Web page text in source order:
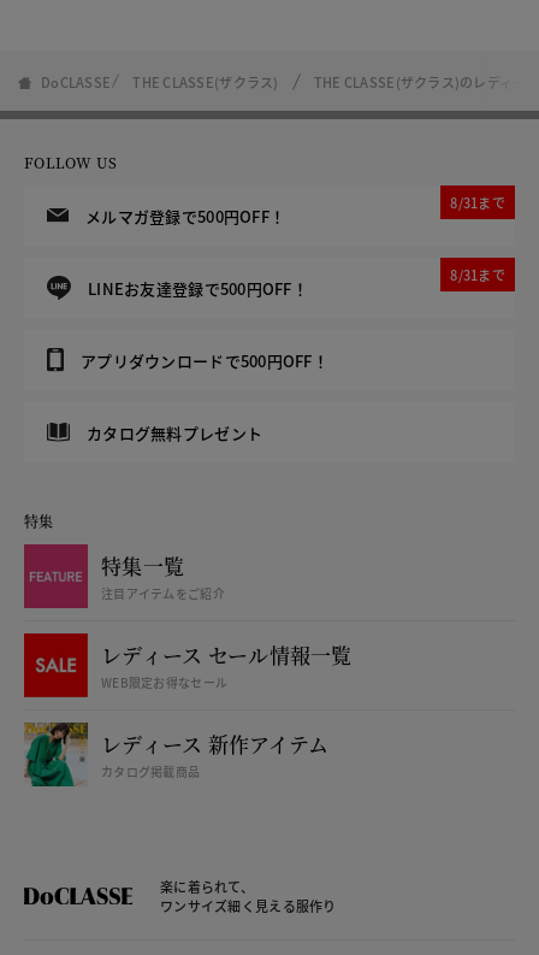
DoCLASSE THE CLASSE(ザクラス) THE CLASSE(ザクラス)のレディー
FOLLOW US
メルマガ登録で500円OFF！
8/31まで
LINEお友達登録で500円OFF！
8/31まで
アプリダウンロードで500円OFF！
カタログ無料プレゼント
特集
特集一覧
注目アイテムをご紹介
レディース セール情報一覧
WEB限定お得なセール
レディース 新作アイテム
カタログ掲載商品
楽に着られて、
ワンサイズ細く見える服作り